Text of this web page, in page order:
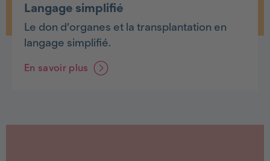
Langage simplifié
Le don d’organes et la transplantation en
langage simplifié.
En savoir plus